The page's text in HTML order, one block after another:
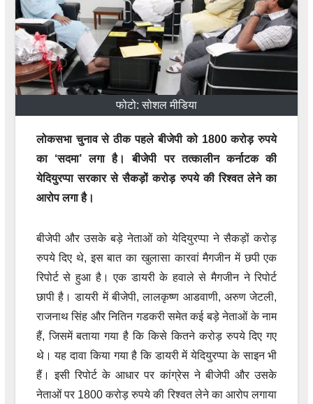
फोटो: सोशल मीडिया
लोकसभा चुनाव से ठीक पहले बीजेपी को 1800 करोड़ रुपये
का ‘सदमा’ लगा है। बीजेपी पर तत्कालीन कर्नाटक की
येदियुरप्पा सरकार से सैकड़ों करोड़ रुपये की रिश्वत लेने का
आरोप लगा है।
बीजेपी और उसके बड़े नेताओं को येदियुरप्पा ने सैकड़ों करोड़
रुपये दिए थे, इस बात का खुलासा कारवां मैगजीन में छपी एक
रिपोर्ट से हुआ है। एक डायरी के हवाले से मैगजीन ने रिपोर्ट
छापी है। डायरी में बीजेपी, लालकृष्ण आडवाणी, अरुण जेटली,
राजनाथ सिंह और नितिन गडकरी समेत कई बड़े नेताओं के नाम
हैं, जिसमें बताया गया है कि किसे कितने करोड़ रुपये दिए गए
थे। यह दावा किया गया है कि डायरी में येदियुरप्पा के साइन भी
हैं। इसी रिपोर्ट के आधार पर कांग्रेस ने बीजेपी और उसके
नेताओं पर 1800 करोड़ रुपये की रिश्वत लेने का आरोप लगाया